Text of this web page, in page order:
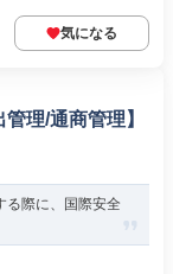
気になる
理/通商管理】
る際に、国際安全